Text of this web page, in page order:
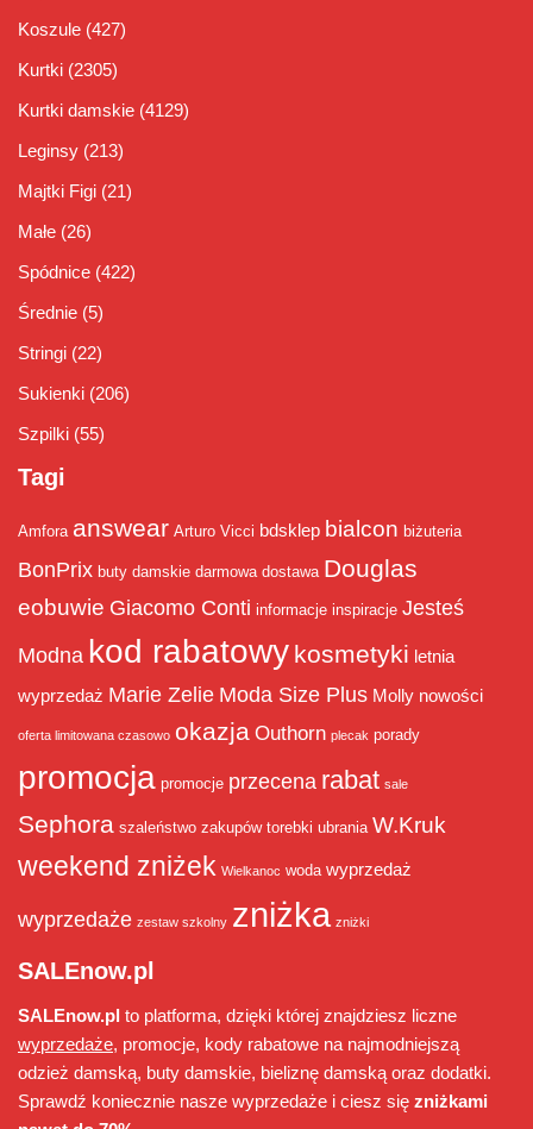
Koszule (427)
Kurtki (2305)
Kurtki damskie (4129)
Leginsy (213)
Majtki Figi (21)
Małe (26)
Spódnice (422)
Średnie (5)
Stringi (22)
Sukienki (206)
Szpilki (55)
Tagi
Amfora answear Arturo Vicci bdsklep bialcon biżuteria
BonPrix buty damskie darmowa dostawa Douglas
eobuwie Giacomo Conti informacje inspiracje Jesteś
Modna kod rabatowy kosmetyki letnia
wyprzedaż Marie Zelie Moda Size Plus Molly nowości
oferta limitowana czasowo okazja Outhorn plecak porady
promocja promocje przecena rabat sale
Sephora szaleństwo zakupów torebki ubrania W.Kruk
weekend zniżek Wielkanoc woda wyprzedaż
wyprzedaże zestaw szkolny zniżka zniżki
SALEnow.pl
SALEnow.pl to platforma, dzięki której znajdziesz liczne
wyprzedaże, promocje, kody rabatowe na najmodniejszą
odzież damską, buty damskie, bieliznę damską oraz dodatki.
Sprawdź koniecznie nasze wyprzedaże i ciesz się zniżkami